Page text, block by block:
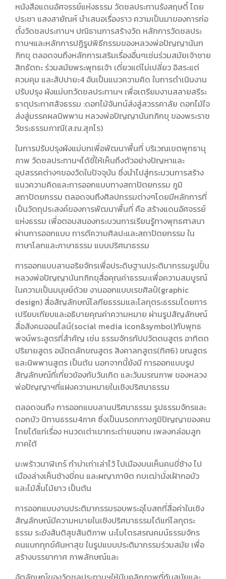
หนังสือแดนอัศจรรย์แห่งธรรม วัดชลประทานรังสฤษดิ์ โดย
ประชา แสงสายัณห์ นำเสนอเรื่องราว ความเป็นมาของการก่อ
ตั้งวัดชลประทานฯ ปณิธานการสร้างวัด หลักการวัดชลประ
ทานฯและหลักการปฏิรูปพิธีกรรมของหลวงพ่อปัญญานันท
ภิกขุ ตลอดจนถึงหลักการเสริมเรื่องอื่นๆเช่นร่วมสมัยเจ้าชาย
สิทธัตถะ ร่วมสมัยพระพุทธเจ้า เดี่ยวแต่ไม่เปลี่ยว อิสระแต่
ควบคุม และสัปปายะ4 อันเป็นแนวความคิด ในการดำเนินงาน
ปรับปรุง ผังแม่บทวัดชลประทานฯ เพื่อเตรียมงานสลายสรีระ
ธาตุประกาศสัจธรรม :ดอกไม้จันทน์ส่งสู่สวรรคาลัย ดอกไม้ใจ
ส่งสู่มรรคผลนิพพาน หลวงพ่อปัญญานันทภิกขุ ของพระราช
วัชระธรรมภาณี(ส.ณ.สุภโร)
ในการปรับปรุงผังแม่บทเพื่อพัฒนาพื้นที่ บริเวณเขตพุทธานุ
ภาพ วัดชลประทานฯได้ชี้ให้เห็นถึงตัวอย่างปัญหาและ
อุปสรรคต่างๆของวัดในปัจจุบัน ซึ่งนำไปสู่กระบวนการสร้าง
แนวความคิดและการออกแบบทางสถาปัตยกรรม ภูมิ
สถาปัตยกรรม ตลอดจนถึงศิลปกรรมต่างๆโดยมีหลักการที่
เป็นวัตถุประสงค์ของการพัฒนาพื้นที่ คือ สร้างแดนอัศจรรย์
แห่งธรรม เพื่อตอบสนองกระบวนการเรียนรู้ทางพุทธศาสนา
ผ่านการออกแบบ การตีความศิลปะและสถาปัตยกรรม ใน
ภาษาโลกและภาษาธรรม แบบปริศนาธรรม
การออกแบบลานอริยจักรเพื่อประดิษฐานประติมากรรมรูปปั้น
หลวงพ่อปัญญานันทภิกขุสื่อคุณค่าธรรมะเพื่อความสมบูรณ์
ในความเป็นมนุษย์ด้วย งานออกแบบเรขศิลป์(graphic
design) สื่อสัญลักษณ์โลกียธรรมและโลกุตระธรรมโดยการ
เปรียบเทียบและอธิบายคุณค่าความหมาย ผ่านรูปสัญลักษณ์
สื่อสังคมออนไลน์(social media icon&symbol)กับพุทธ
พจน์พระสูตรที่สำคัญ เช่น ธรรมจักรกัปปวัตตนสูตร อาทิตต
ปริยายสูตร อนัตตลักขณสูตร สิงคาลกสูตร(ทิศ6) ขณสูตร
และนิพพานสูตร เป็นต้น นอกจากนี้ยังมี การออกแบบรูป
สัญลักษณ์ที่เกี่ยวข้องกับวันเกิด และวันมรณภาพ ของหลวง
พ่อปัญญาฯที่แฝงความหมายในเชิงปริศนาธรรม
ตลอดจนถึง การออกแบบลานปริศนาธรรม รูปธรรมจักรและ
ดอกบัว นิทานธรรม4ภาค ซึ่งเป็นมรดกทางภูมิปัญญาของคน
ไทยได้แก่เรื่อง หนวดเต่าเขากระต่ายนอกบ เพลงกล่อมลูก
ภาคใต้
มะพร้าวนาฬิเกร์ กำบ่าเก่าเล่าไว้ ไปเมืองบนเห็นคนขี่ช้าง ไป
เมืองล่างเห็นช้างขี่คน และผญาภาษิต กบเฒ่านั่งเฝ้ากอบัว
และไม้สั้นไม้ยาว เป็นต้น
การออกแบบงานประติมากรรมรอบพระอุโบสถที่สื่อค่าในเชิง
สัญลักษณ์มีความหมายในเชิงปริศนาธรรมได้แก่โลกุตระ
ธรรม ระฆังสันติสุขสันติภาพ นะโมไตรสรณคมน์ธรรมจักร
คนแบกทุกข์ค้นหาสุข ในรูปแบบประติมากรรมร่วมสมัย เพื่อ
สร้างบรรยากาศ ภาพลักษณ์และ